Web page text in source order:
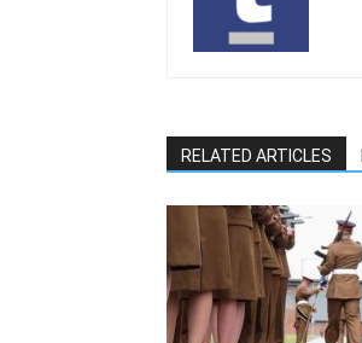
RELATED ARTICLES